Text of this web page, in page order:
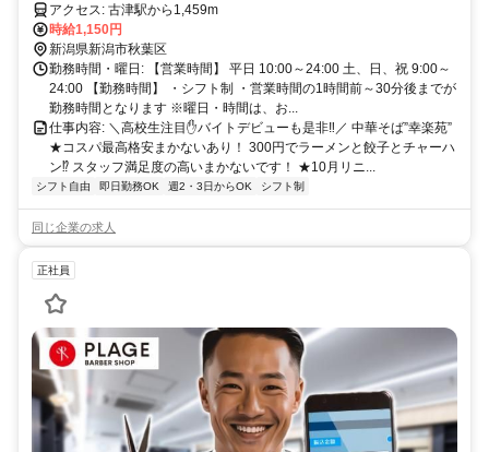
アクセス: 古津駅から1,459m
時給1,150円
新潟県新潟市秋葉区
勤務時間・曜日: 【営業時間】 平日 10:00～24:00 土、日、祝 9:00～
24:00 【勤務時間】 ・シフト制 ・営業時間の1時間前～30分後までが
勤務時間となります ※曜日・時間は、お...
仕事内容: ＼高校生注目✋️バイトデビューも是非‼／ 中華そば”幸楽苑”
★コスパ最高格安まかないあり！ 300円でラーメンと餃子とチャーハ
ン⁉ スタッフ満足度の高いまかないです！ ★10月リニ...
シフト自由 即日勤務OK 週2・3日からOK シフト制
同じ企業の求人
正社員